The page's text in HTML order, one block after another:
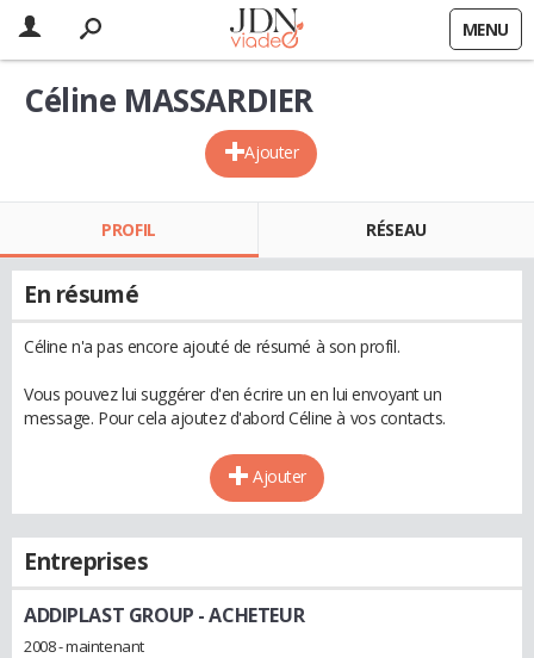
MENU
Ajouter
Céline MASSARDIER
PROFIL RÉSEAU
En résumé
Céline n'a pas encore ajouté de résumé à son profil.
Vous pouvez lui suggérer d'en écrire un en lui envoyant un
message. Pour cela ajoutez d'abord Céline à vos contacts.
Ajouter
Entreprises
ADDIPLAST GROUP - ACHETEUR
2008 - maintenant